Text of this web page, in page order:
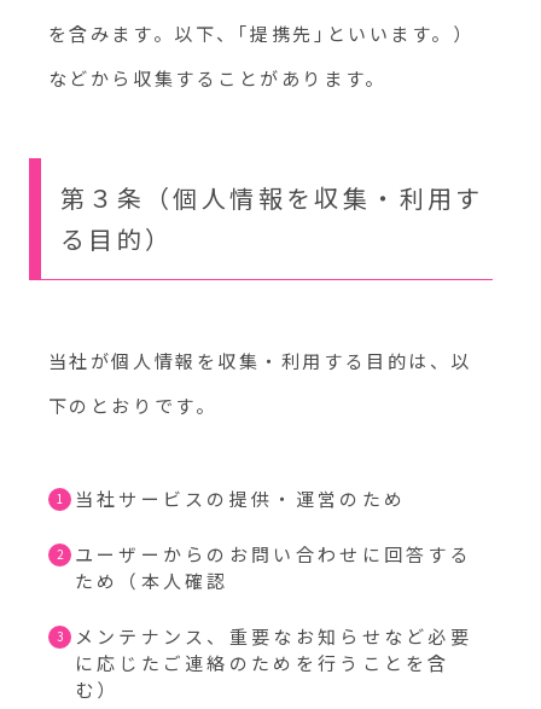
を含みます。以下、｢提携先｣といいます。）
などから収集することがあります。
第３条（個人情報を収集・利用す
る目的）
当社が個人情報を収集・利用する目的は、以
下のとおりです。
当社サービスの提供・運営のため
ユーザーからのお問い合わせに回答する
ため（本人確認
メンテナンス、重要なお知らせなど必要
に応じたご連絡のためを行うことを含
む）